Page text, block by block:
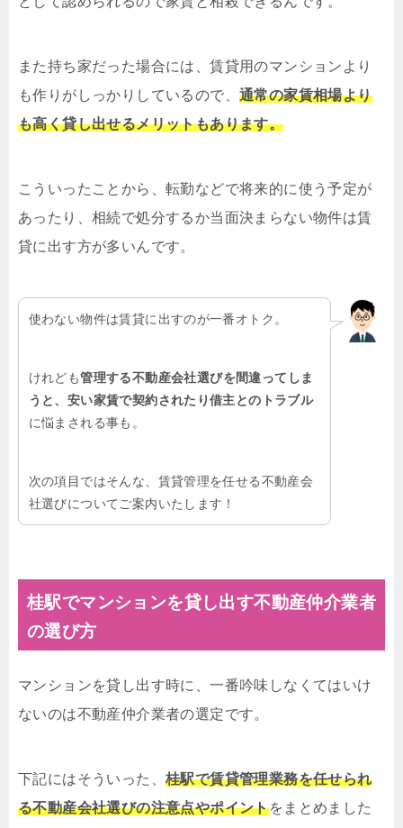
また持ち家だった場合には、賃貸用のマンションより
も作りがしっかりしているので、 通常の家賃相場より
も高く貸し出せるメリットもあります。
こういったことから、転勤などで将来的に使う予定が
あったり、相続で処分するか当面決まらない物件は賃
貸に出す方が多いんです。
使わない物件は賃貸に出すのが一番オトク。
けれども管理する不動産会社選びを間違ってしま
うと、安い家賃で契約されたり借主とのトラブル
に悩まされる事も。
次の項目ではそんな、賃貸管理を任せる不動産会
社選びについてご案内いたします！
桂駅でマンションを貸し出す不動産仲介業者
の選び方
マンションを貸し出す時に、一番吟味しなくてはいけ
ないのは不動産仲介業者の選定です。
下記にはそういった、 桂駅で賃貸管理業務を任せられ
る不動産会社選びの注意点やポイントをまとめました